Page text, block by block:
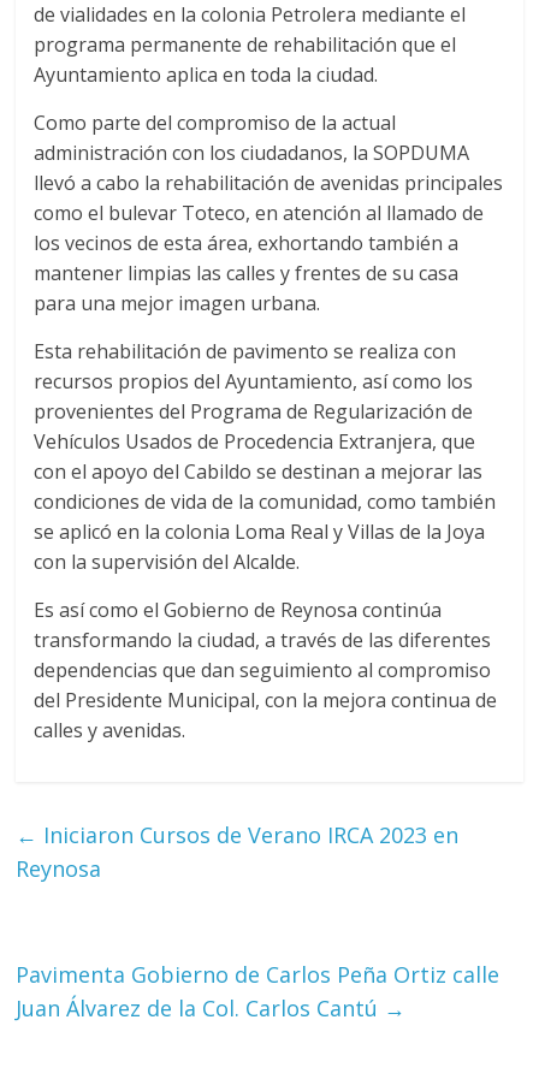
de vialidades en la colonia Petrolera mediante el
programa permanente de rehabilitación que el
Ayuntamiento aplica en toda la ciudad.
Como parte del compromiso de la actual
administración con los ciudadanos, la SOPDUMA
llevó a cabo la rehabilitación de avenidas principales
como el bulevar Toteco, en atención al llamado de
los vecinos de esta área, exhortando también a
mantener limpias las calles y frentes de su casa
para una mejor imagen urbana.
Esta rehabilitación de pavimento se realiza con
recursos propios del Ayuntamiento, así como los
provenientes del Programa de Regularización de
Vehículos Usados de Procedencia Extranjera, que
con el apoyo del Cabildo se destinan a mejorar las
condiciones de vida de la comunidad, como también
se aplicó en la colonia Loma Real y Villas de la Joya
con la supervisión del Alcalde.
Es así como el Gobierno de Reynosa continúa
transformando la ciudad, a través de las diferentes
dependencias que dan seguimiento al compromiso
del Presidente Municipal, con la mejora continua de
calles y avenidas.
← Iniciaron Cursos de Verano IRCA 2023 en
Reynosa
Pavimenta Gobierno de Carlos Peña Ortiz calle
Juan Álvarez de la Col. Carlos Cantú →